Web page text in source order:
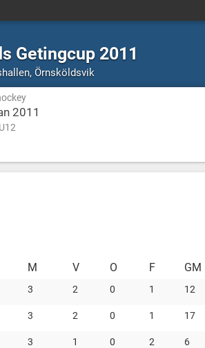
Getingcup 2011
ÖrnsköldsvikSkyttishallen,
Örnsköldsvik
2011
U12
M V O F GM
3 2 0 1 12
3 2 0 1 17
3 1 0 2 6